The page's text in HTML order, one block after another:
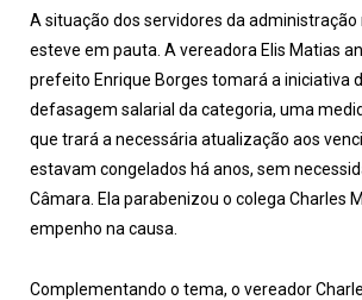
A situação dos servidores da
esteve em pauta. A vereadora Elis Matias
prefeito Enrique Borges tomará a iniciativa
defasagem salarial da categoria, uma
que trará a necessária atualização aos
estavam congelados há anos, sem
Câmara. Ela parabenizou o colega Charles
empenho na causa.
Complementando o tema, o vereador